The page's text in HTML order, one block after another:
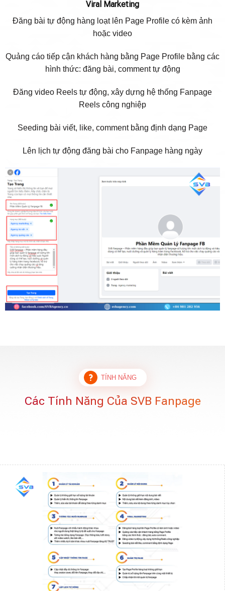
Viral Marketing
Đăng bài tự động hàng loạt lên Page Profile có kèm ảnh
hoặc video
Quảng cáo tiếp cận khách hàng bằng Page Profile bằng các
hình thức: đăng bài, comment tự động
Đăng video Reels tự động, xây dựng hệ thống Fanpage
Reels công nghiệp
Seeding bài viết, like, comment bằng định dạng Page
Lên lịch tự động đăng bài cho Fanpage hàng ngày
TÍNH NĂNG
Các Tính Năng Của SVB Fanpage